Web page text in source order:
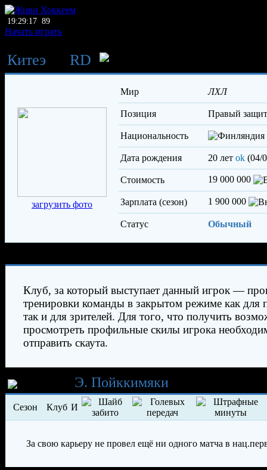
19:29:17 89
Начать играть
Китеэ RD
загрузить фото
Мир ЛХЛ
Позиция правый
Национальность
Дата рождения 20 лет ok (04/
Стоимость 19 000 000
Зарплата (сезон) 1 900 000
Статус Обычный
Клуб, за который выступает данный игрок —
тренировки команды в закрытом режиме как для
так и для зрителей. Для того, что получить
просмотреть профильные скилы игрока
отправить скаута.
Э. Пойккимяки
Сезон Клуб И
За свою карьеру не провел ещё ни одного матча в